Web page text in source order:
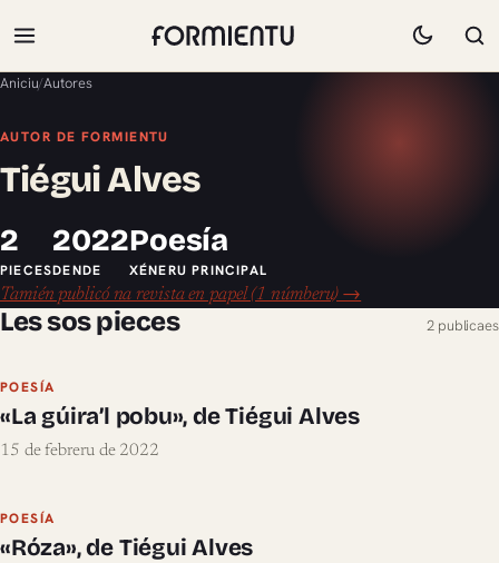
Aniciu/Autores
AUTOR DE FORMIENTU
Tiégui Alves
2
PIECES
2022
DENDE
Poesía
XÉNERU PRINCIPAL
Tamién publicó na revista en papel (1 númberu) →
Les sos pieces 2 publicaes
POESÍA
«La gúira’l pobu», de Tiégui Alves
15 de febreru de 2022
POESÍA
«Róza», de Tiégui Alves